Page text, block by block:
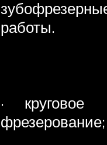
работы.
· круговое
фрезерование;